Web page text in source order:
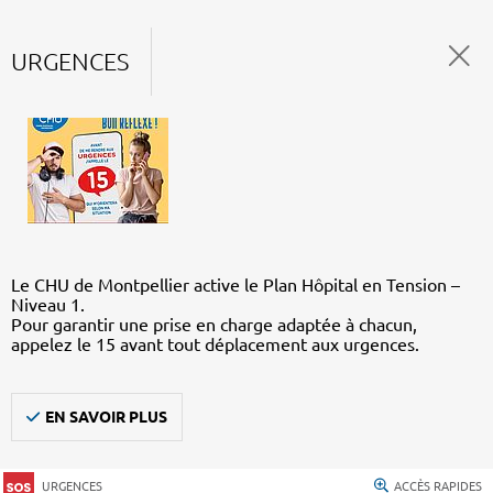
URGENCES
Le CHU de Montpellier active le Plan Hôpital en Tension –
Niveau 1.
Pour garantir une prise en charge adaptée à chacun,
appelez le 15 avant tout déplacement aux urgences.
EN SAVOIR PLUS
URGENCES ACCÈS RAPIDES